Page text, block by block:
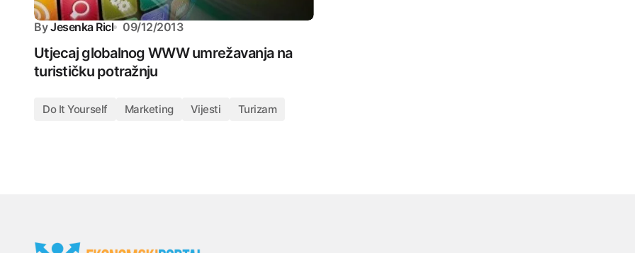
By Jesenka Ricl 09/12/2013
Utjecaj globalnog WWW umrežavanja na
turističku potražnju
Do It Yourself Marketing Vijesti Turizam